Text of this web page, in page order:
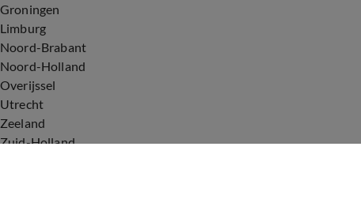
Groningen
Limburg
Noord-Brabant
Noord-Holland
Overijssel
Utrecht
Zeeland
Zuid-Holland